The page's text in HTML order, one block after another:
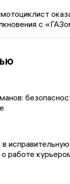
с
о работе